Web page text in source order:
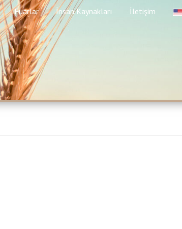
Fuarlar İnsan Kaynakları İletişim